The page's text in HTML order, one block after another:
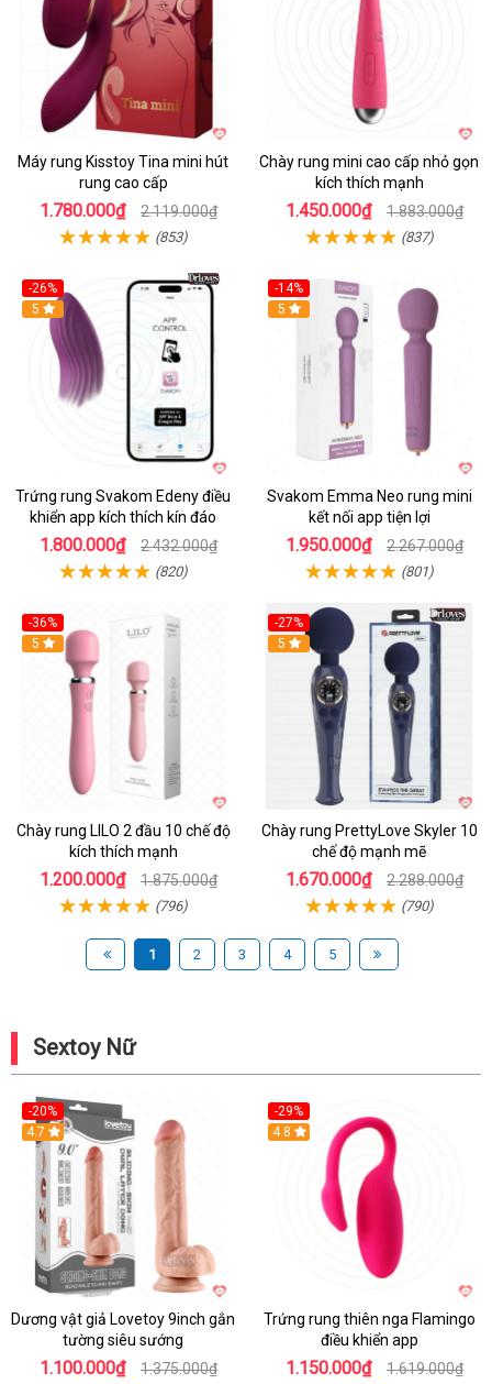
Máy rung Kisstoy Tina mini hút
rung cao cấp
1.780.000₫ 2.119.000₫
(853)
Chày rung mini cao cấp nhỏ gọn
kích thích mạnh
1.450.000₫ 1.883.000₫
(837)
-26%
Hot
5
Trứng rung Svakom Edeny điều
khiển app kích thích kín đáo
1.800.000₫ 2.432.000₫
(820)
-14%
Hot
5
Svakom Emma Neo rung mini
kết nối app tiện lợi
1.950.000₫ 2.267.000₫
(801)
-36%
Hot
5
Chày rung LILO 2 đầu 10 chế độ
kích thích mạnh
1.200.000₫ 1.875.000₫
(796)
-27%
Hot
5
Chày rung PrettyLove Skyler 10
chế độ mạnh mẽ
1.670.000₫ 2.288.000₫
(790)
1 2 3 4 5
Sextoy Nữ
-20%
Hot
4.7
Dương vật giả Lovetoy 9inch gắn
tường siêu sướng
1.100.000₫ 1.375.000₫
-29%
Hot
4.8
Trứng rung thiên nga Flamingo
điều khiển app
1.150.000₫ 1.619.000₫